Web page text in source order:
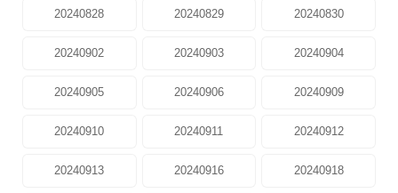
20240828 20240829 20240830
20240902 20240903 20240904
20240905 20240906 20240909
20240910 20240911 20240912
20240913 20240916 20240918